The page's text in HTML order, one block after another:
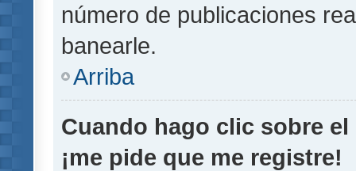
número de publicaciones
banearle.
Arriba
Cuando hago clic sobre
¡me pide que me registre!